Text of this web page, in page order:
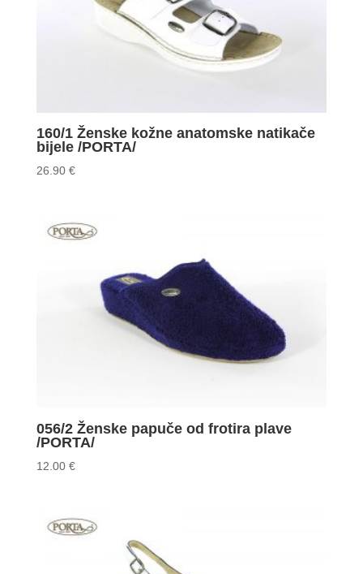
160/1 Ženske kožne anatomske natikače
bijele /PORTA/
26.90 €
056/2 Ženske papuče od frotira plave
/PORTA/
12.00 €